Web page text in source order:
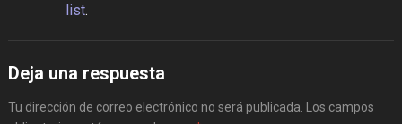
list.
Deja una respuesta
Tu dirección de correo electrónico no será publicada. Los campos